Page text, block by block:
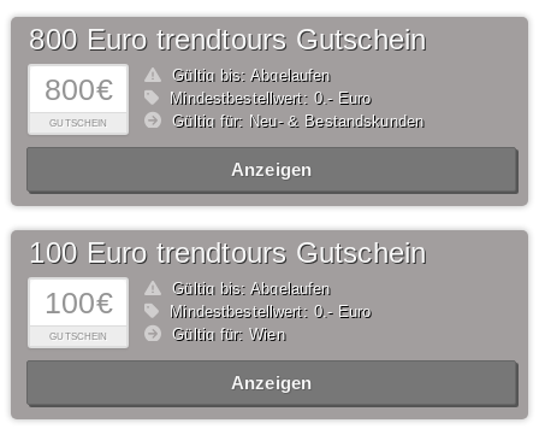
800€
GUTSCHEIN
800 Euro trendtours Gutschein
Gültig bis: Abgelaufen
Mindestbestellwert: 0,- Euro
Gültig für: Neu- & Bestandskunden
Anzeigen
100€
GUTSCHEIN
100 Euro trendtours Gutschein
Gültig bis: Abgelaufen
Mindestbestellwert: 0,- Euro
Gültig für: Wien
Anzeigen